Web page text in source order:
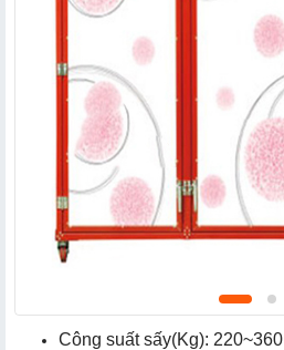
Công suất sấy(Kg): 220~360